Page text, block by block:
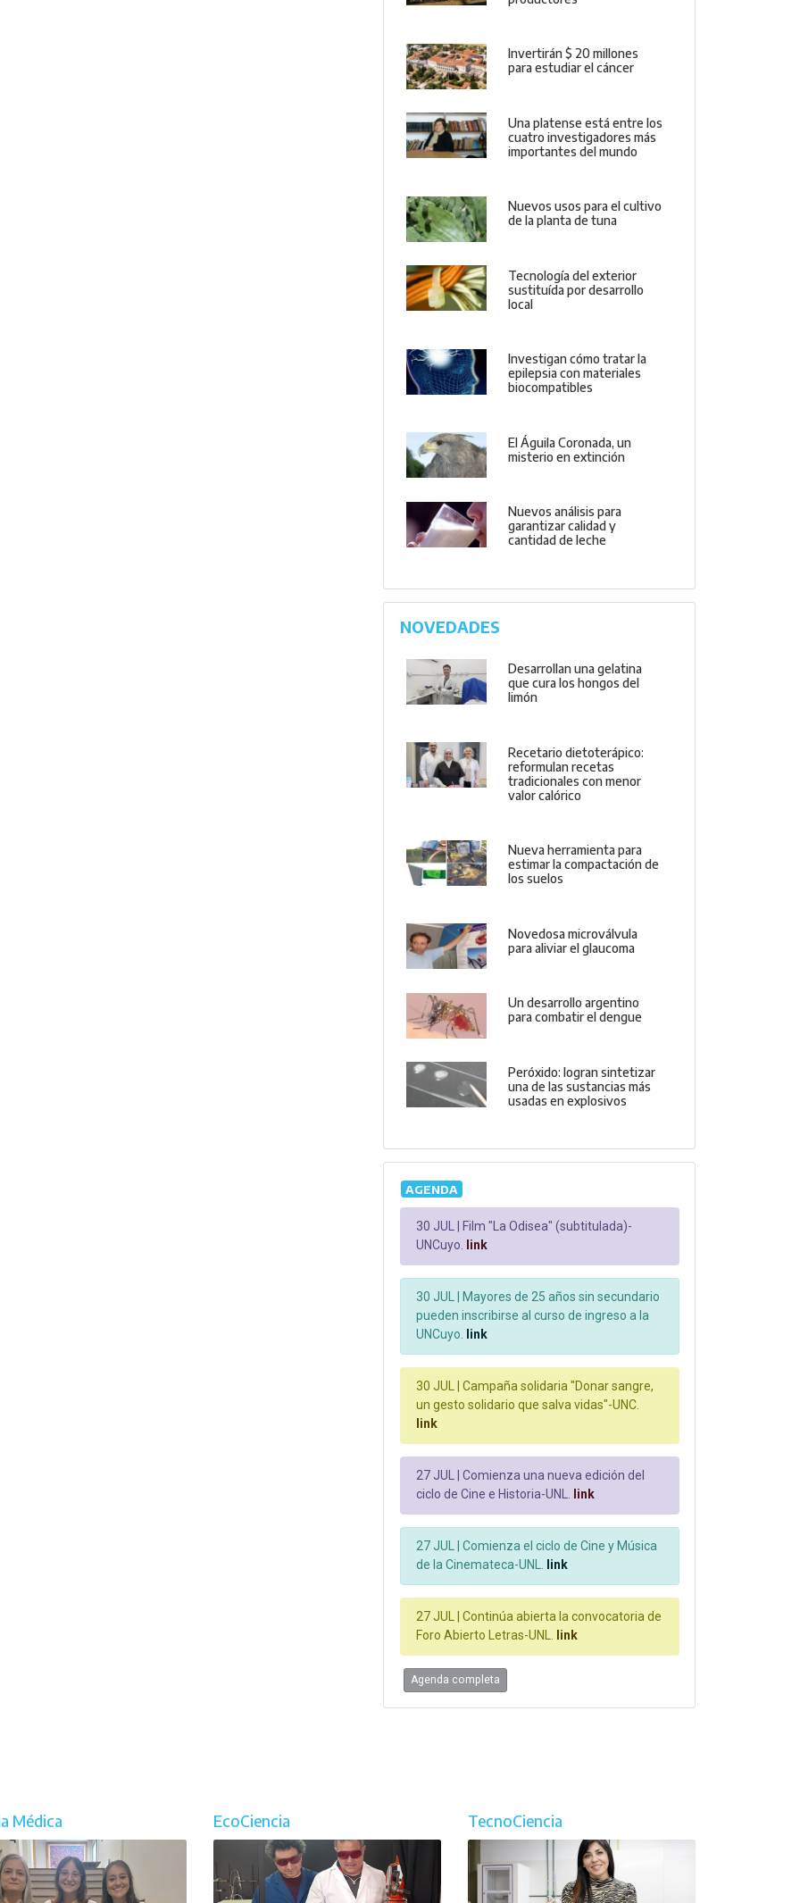
Invertirán $ 20 millones
para estudiar el cáncer
Una platense está entre los
cuatro investigadores más
importantes del mundo
Nuevos usos para el cultivo
de la planta de tuna
Tecnología del exterior
sustituída por desarrollo
local
Investigan cómo tratar la
epilepsia con materiales
biocompatibles
El Águila Coronada, un
misterio en extinción
Nuevos análisis para
garantizar calidad y
cantidad de leche
NOVEDADES
Desarrollan una gelatina
que cura los hongos del
limón
Recetario dietoterápico:
reformulan recetas
tradicionales con menor
valor calórico
Nueva herramienta para
estimar la compactación de
los suelos
Novedosa microválvula
para aliviar el glaucoma
Un desarrollo argentino
para combatir el dengue
Peróxido: logran sintetizar
una de las sustancias más
usadas en explosivos
AGENDA
30 JUL |
Film "La Odisea" (subtitulada)-
UNCuyo.
link
30 JUL |
Mayores de 25 años sin secundario
pueden inscribirse al curso de ingreso a la
UNCuyo.
link
30 JUL |
Campaña solidaria "Donar sangre,
un gesto solidario que salva vidas"-UNC.
link
27 JUL |
Comienza una nueva edición del
ciclo de Cine e Historia-UNL.
link
27 JUL |
Comienza el ciclo de Cine y Música
de la Cinemateca-UNL.
link
27 JUL |
Continúa abierta la convocatoria de
Foro Abierto Letras-UNL.
link
Agenda completa
Médica EcoCiencia TecnoCiencia